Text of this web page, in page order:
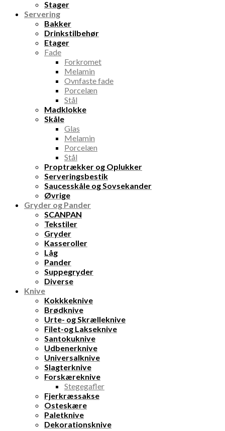
Stager
Servering
Bakker
Drinkstilbehør
Etager
Fade
Forkromet
Melamin
Ovnfaste fade
Porcelæn
Stål
Madklokke
Skåle
Glas
Melamin
Porcelæn
Stål
Proptrækker og Oplukker
Serveringsbestik
Saucesskåle og Sovsekander
Øvrige
Gryder og Pander
SCANPAN
Tekstiler
Gryder
Kasseroller
Låg
Pander
Suppegryder
Diverse
Knive
Kokkkeknive
Brødknive
Urte- og Skrælleknive
Filet-og Lakseknive
Santokuknive
Udbenerknive
Universalknive
Slagterknive
Forskæreknive
Stegegafler
Fjerkræssakse
Osteskære
Paletknive
Dekorationsknive